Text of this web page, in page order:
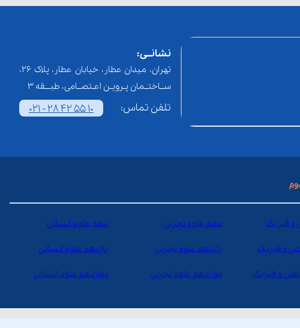
نشانــی:
تهران، میدان عطار، خیابان عطار، پلاک 26،
ســاختــمان پـرویـن اعـتصــامی، طبـــقه 3
تلفن تماس: 021 - 28 42 55 10
و فیزیک دهم علوم تجربی دهم علوم انسانی
و فیزیک یازدهم علوم تجربی یازدهم علوم انسانی
و فیزیک دوازدهم علوم تجربی دوازدهم علوم انسانی